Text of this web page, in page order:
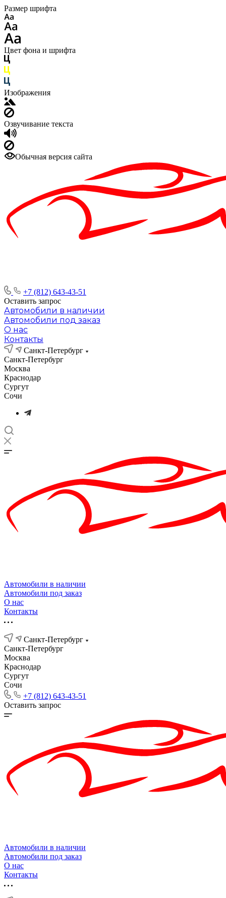
Размер шрифта
Цвет фона и шрифта
Изображения
Озвучивание текста
Обычная версия сайта
+7 (812) 643-43-51
Оставить запрос
Автомобили в наличии
Автомобили под заказ
О нас
Контакты
Санкт-Петербург
Санкт-Петербург
Москва
Краснодар
Сургут
Сочи
Автомобили в наличии
Автомобили под заказ
О нас
Контакты
Санкт-Петербург
Санкт-Петербург
Москва
Краснодар
Сургут
Сочи
+7 (812) 643-43-51
Оставить запрос
Автомобили в наличии
Автомобили под заказ
О нас
Контакты